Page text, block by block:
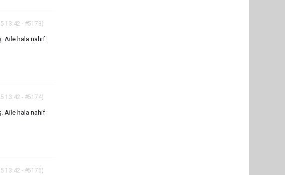
13:42 - #5173)
Aile hala nahif
13:42 - #5174)
Aile hala nahif
13:42 - #5175)